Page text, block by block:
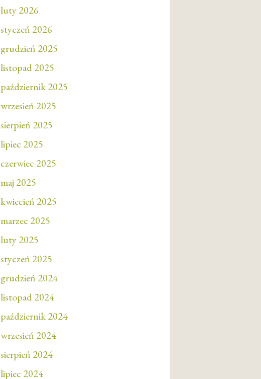
luty 2026
styczeń 2026
grudzień 2025
listopad 2025
październik 2025
wrzesień 2025
sierpień 2025
lipiec 2025
czerwiec 2025
maj 2025
kwiecień 2025
marzec 2025
luty 2025
styczeń 2025
grudzień 2024
listopad 2024
październik 2024
wrzesień 2024
sierpień 2024
lipiec 2024